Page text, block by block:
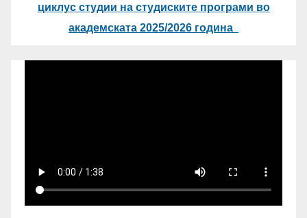
циклус студии на студиските програми во
академската 2025/2026 година